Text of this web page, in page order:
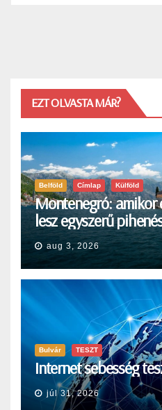
EZT OLVASTA MÁR?
Belföld Címlap Külföld
Montenegró: amikor
lesz egyszerű
aug 3, 2026
Bulvár TESZT
Internet sebesség
júl 31, 2026